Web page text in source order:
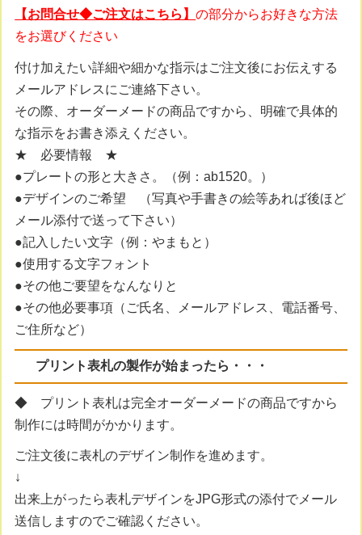
【お問合せ◆ご注文はこちら】の部分からお好きな方法
をお選びください
付け加えたい詳細や細かな指示はご注文後にお伝えする
メールアドレスにご連絡下さい。
その際、オーダーメードの商品ですから、明確で具体的
な指示をお書き添えください。
★ 必要情報 ★
●プレートの形と大きさ。（例：ab1520。）
●デザインのご希望 （写真や手書きの絵等あれば後ほど
メール添付で送って下さい）
●記入したい文字（例：やまもと）
●使用する文字フォント
●その他ご要望をなんなりと
●その他必要事項（ご氏名、メールアドレス、電話番号、
ご住所など）
プリント表札の製作が始まったら・・・
◆ プリント表札は完全オーダーメードの商品ですから
制作には時間がかかります。
ご注文後に表札のデザイン制作を進めます。
↓
出来上がったら表札デザインをJPG形式の添付でメール
送信しますのでご確認ください。